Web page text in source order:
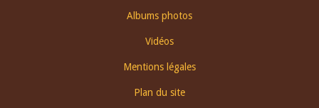
Albums photos
Vidéos
Mentions légales
Plan du site